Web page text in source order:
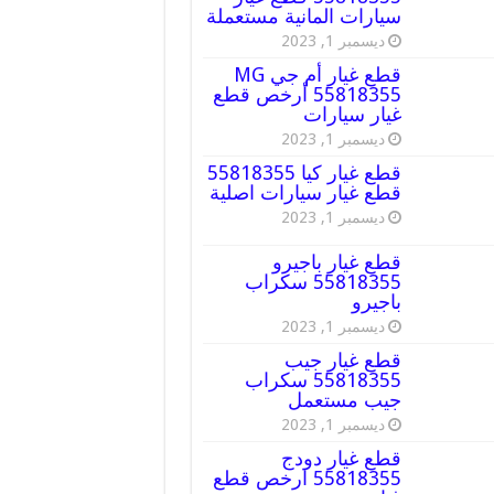
سيارات المانية مستعملة
ديسمبر 1, 2023
قطع غيار أم جي MG
55818355 أرخص قطع
غيار سيارات
ديسمبر 1, 2023
قطع غيار كيا 55818355
قطع غيار سيارات اصلية
ديسمبر 1, 2023
قطع غيار باجيرو
55818355 سكراب
باجيرو
ديسمبر 1, 2023
قطع غيار جيب
55818355 سكراب
جيب مستعمل
ديسمبر 1, 2023
قطع غيار دودج
55818355 ارخص قطع